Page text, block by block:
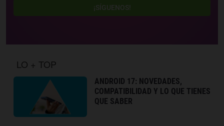
¡SÍGUENOS!
LO + TOP
ANDROID 17: NOVEDADES,
COMPATIBILIDAD Y LO QUE TIENES
QUE SABER